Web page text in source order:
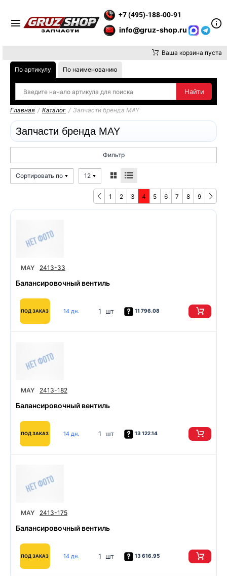
+7 (495)-188-00-91
info@gruz-shop.ru
Ваша корзина пуста
По артикулу По наименованию
Главная / Каталог / Запчасти бренда MAY
Запчасти бренда MAY
Фильтр
Сортировать по 12
1 2 3 4 5 6 7 8 9
MAY 2413-33
Балансировочный вентиль
ПОД ЗАКАЗ 14 дн. 1 шт 11 796.08
MAY 2413-182
Балансировочный вентиль
ПОД ЗАКАЗ 14 дн. 1 шт 13 122.14
MAY 2413-175
Балансировочный вентиль
ПОД ЗАКАЗ 14 дн. 1 шт 13 616.95